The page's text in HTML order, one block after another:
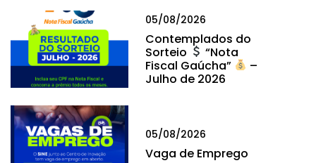
05/08/2026
Contemplados do
Sorteio
“Nota
Fiscal Gaúcha”
–
Julho de 2026
05/08/2026
Vaga de Emprego